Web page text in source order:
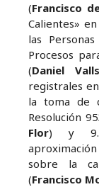
(Francisco
Calientes»
las
Procesos
(Daniel
registrales
la toma de
Resolución
Flor) y 9.
sobre la
(Francisco